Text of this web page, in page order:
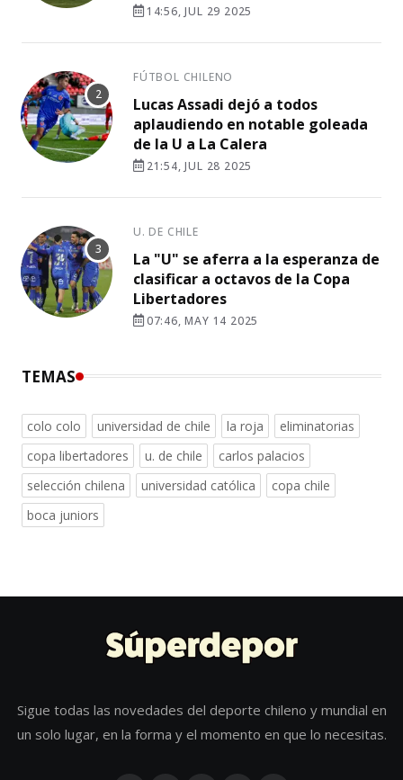
14:56, JUL 29 2025
FÚTBOL CHILENO
Lucas Assadi dejó a todos
aplaudiendo en notable goleada
de la U a La Calera
21:54, JUL 28 2025
U. DE CHILE
La "U" se aferra a la esperanza de
clasificar a octavos de la Copa
Libertadores
07:46, MAY 14 2025
TEMAS
colo colo universidad de chile la roja
eliminatorias
copa libertadores
u. de chile
carlos palacios
selección chilena
universidad católica
copa chile
boca juniors
Sigue todas las novedades del deporte chileno y mundial en
un solo lugar, en la forma y el momento en que lo necesitas.